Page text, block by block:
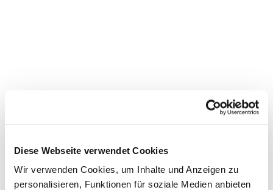
Diese Webseite verwendet Cookies
Wir verwenden Cookies, um Inhalte und Anzeigen zu
personalisieren, Funktionen für soziale Medien anbieten